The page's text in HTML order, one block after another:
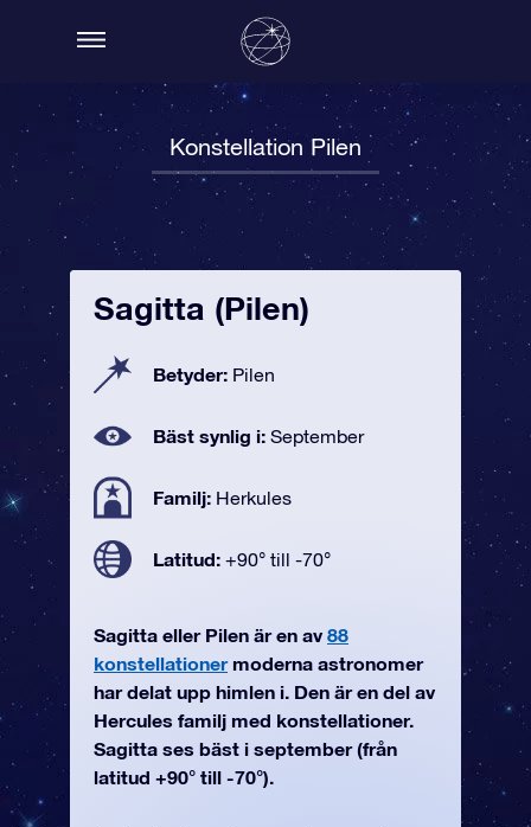
Konstellation Pilen
Sagitta (Pilen)
Betyder: Pilen
Bäst synlig i: September
Familj: Herkules
Latitud: +90° till -70°
Sagitta eller Pilen är en av 88
konstellationermoderna astronomer
har delat upp himlen i. Den är en del av
Hercules familj med konstellationer.
Sagitta ses bäst i september (från
latitud +90° till -70°).